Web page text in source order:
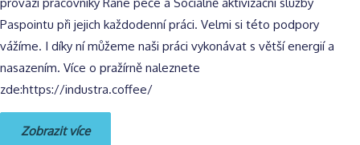
Paspointu při jejich každodenní práci. Velmi si této podpory
vážíme. I díky ní můžeme naši práci vykonávat s větší energií a
nasazením. Více o pražírně naleznete
zde:https://industra.coffee/
Zobrazit více